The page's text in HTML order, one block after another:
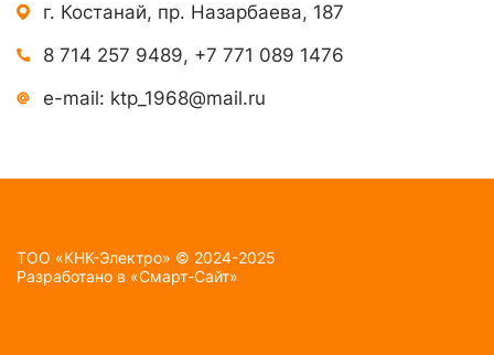
г. Костанай, пр. Назарбаева, 187
8 714 257 9489, +7 771 089 1476
e-mail: ktp_1968@mail.ru
TOO «КНК-Электро» © 2024-2025
Разработано в «Смарт-Сайт»